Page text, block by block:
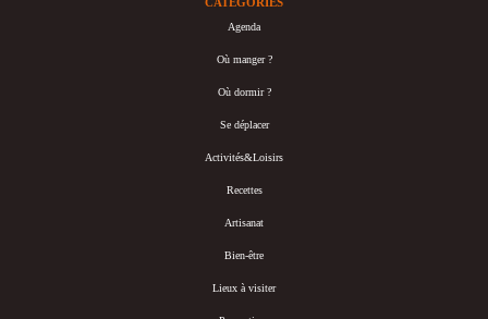
Agenda
Où manger ?
Où dormir ?
Se déplacer
Activités&Loisirs
Recettes
Artisanat
Bien-être
Lieux à visiter